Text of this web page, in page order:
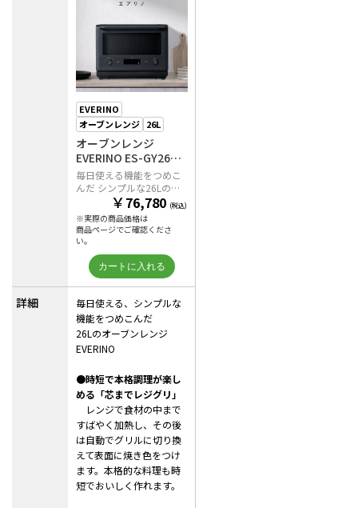
詳細
EVERINO
オーブンレンジ 26L
オーブンレンジ
EVERINO ES-GY26
BA（ブラック）
毎日使える機能をつめこ
んだ シンプルな26Lのオ
ーブンレンジ EVERINO
￥76,780 (税込)
※実際の商品価格は
商品ページでご確認くださ
い。
毎日使える、シンプルな
機能をつめこんだ
26Lのオーブンレンジ
EVERINO
●時短で本格調理が楽し
める「芯までレジグリ」
レンジで食材の中まで
すばやく加熱し、その後
は自動でグリルに切り換
えて表面に焼き色をつけ
ます。 本格的な料理も時
短でおいしく作れます。